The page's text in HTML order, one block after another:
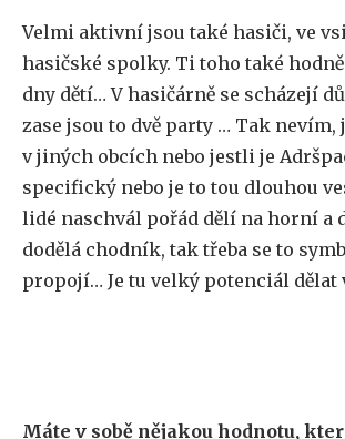
Velmi aktivní jsou také hasiči, ve
hasičské spolky. Ti toho také
dny dětí… V hasičárně se scházejí
zase jsou to dvě party … Tak
v jiných obcích nebo jestli je
specifický nebo je to tou dlouhou
lidé naschvál pořád dělí na horní a
dodělá chodník, tak třeba se to
propojí… Je tu velký potenciál dělat
Máte v sobě nějakou hodnotu,